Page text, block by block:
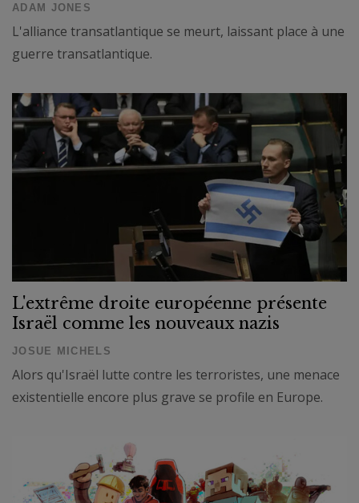
ADAM JONES
L'alliance transatlantique se meurt, laissant place à une
guerre transatlantique.
L'extrême droite européenne présente
Israël comme les nouveaux nazis
JOSUE MICHELS
Alors qu'Israël lutte contre les terroristes, une menace
existentielle encore plus grave se profile en Europe.